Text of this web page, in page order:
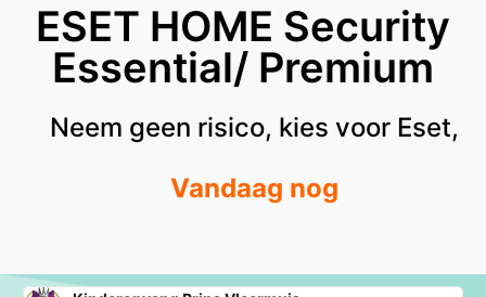
ESET HOME Security
Essential/ Premium
Neem geen risico, kies voor Eset,
Vandaag nog